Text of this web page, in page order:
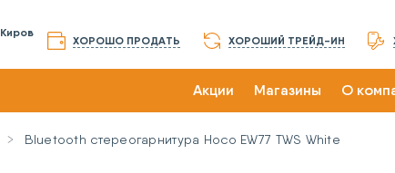
Киров
ХОРОШО ПРОДАТЬ ХОРОШИЙ ТРЕЙД-ИН
Акции Магазины О
Bluetooth стереогарнитура Hoco EW77 TWS White